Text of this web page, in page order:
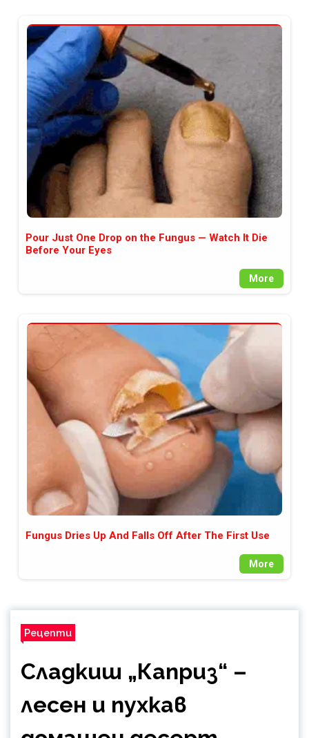
Pour Just One Drop on the Fungus — Watch It Die
Before Your Eyes
More
Fungus Dries Up And Falls Off After The First Use
More
Рецепти
Сладкиш „Каприз“ –
лесен и пухкав